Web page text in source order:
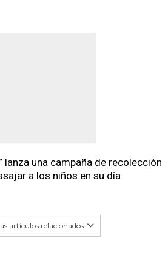
lanza una campaña de recolección
a los niños en su día
artículos relacionados